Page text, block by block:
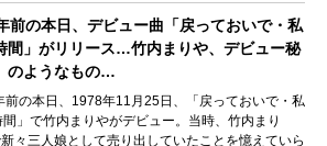
前の本日、デビュー曲「戻っておいで・私
間」がリリース…竹内まりや、デビュー秘
のようなもの…
前の本日、1978年11月25日、「戻っておいで・私
間」で竹内まりやがデビュー。当時、竹内まり
々三人娘として売り出していたことを憶えていら